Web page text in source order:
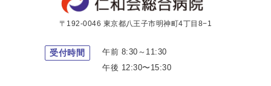
〒192-0046 東京都八王子市明神町4丁目8−1
受付時間
午前 8:30～11:30
午後 12:30〜15:30